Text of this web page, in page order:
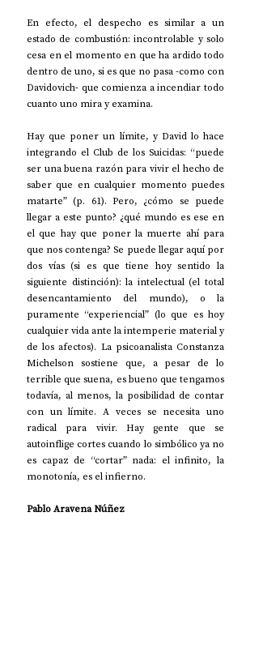
En efecto, el despecho es similar a un
estado de combustión: incontrolable y solo
cesa en el momento en que ha ardido todo
dentro de uno, si es que no pasa -como con
Davidovich- que comienza a incendiar todo
cuanto uno mira y examina.
Hay que poner un límite, y David lo hace
integrando el Club de los Suicidas: “puede
ser una buena razón para vivir el hecho de
saber que en cualquier momento puedes
matarte” (p. 61). Pero, ¿cómo se puede
llegar a este punto? ¿qué mundo es ese en
el que hay que poner la muerte ahí para
que nos contenga? Se puede llegar aquí por
dos vías (si es que tiene hoy sentido la
siguiente distinción): la intelectual (el total
desencantamiento del mundo), o la
puramente “experiencial” (lo que es hoy
cualquier vida ante la intemperie material y
de los afectos). La psicoanalista Constanza
Michelson sostiene que, a pesar de lo
terrible que suena, es bueno que tengamos
todavía, al menos, la posibilidad de contar
con un límite. A veces se necesita uno
radical para vivir. Hay gente que se
autoinflige cortes cuando lo simbólico ya no
es capaz de “cortar” nada: el infinito, la
monotonía, es el infierno.
Pablo Aravena Núñez